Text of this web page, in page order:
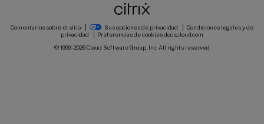
Comentarios sobre el sitio Sus opciones de privacidad
Condiciones legales y de
privacidad
Preferencias de cookiesdocs.cloud.com
© 1999-2026Cloud Software Group, Inc. All rights reserved.